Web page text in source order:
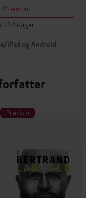
Premium
i 14 dager
iPad og Android
forfatter
Premium